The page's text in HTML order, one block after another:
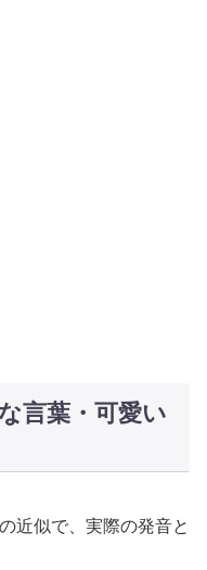
言葉・可愛い
近似で、実際の発音と